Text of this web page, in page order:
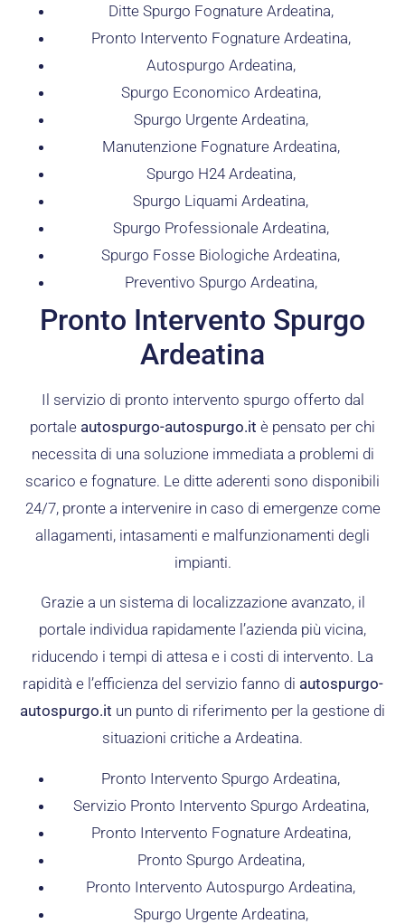
Ditte Spurgo Fognature Ardeatina,
Pronto Intervento Fognature Ardeatina,
Autospurgo Ardeatina,
Spurgo Economico Ardeatina,
Spurgo Urgente Ardeatina,
Manutenzione Fognature Ardeatina,
Spurgo H24 Ardeatina,
Spurgo Liquami Ardeatina,
Spurgo Professionale Ardeatina,
Spurgo Fosse Biologiche Ardeatina,
Preventivo Spurgo Ardeatina,
Pronto Intervento Spurgo
Ardeatina
Il servizio di pronto intervento spurgo offerto dal
portale autospurgo-autospurgo.it è pensato per chi
necessita di una soluzione immediata a problemi di
scarico e fognature. Le ditte aderenti sono disponibili
24/7, pronte a intervenire in caso di emergenze come
allagamenti, intasamenti e malfunzionamenti degli
impianti.
Grazie a un sistema di localizzazione avanzato, il
portale individua rapidamente l’azienda più vicina,
riducendo i tempi di attesa e i costi di intervento. La
rapidità e l’efficienza del servizio fanno di autospurgo-
autospurgo.it un punto di riferimento per la gestione di
situazioni critiche a Ardeatina.
Pronto Intervento Spurgo Ardeatina,
Servizio Pronto Intervento Spurgo Ardeatina,
Pronto Intervento Fognature Ardeatina,
Pronto Spurgo Ardeatina,
Pronto Intervento Autospurgo Ardeatina,
Spurgo Urgente Ardeatina,